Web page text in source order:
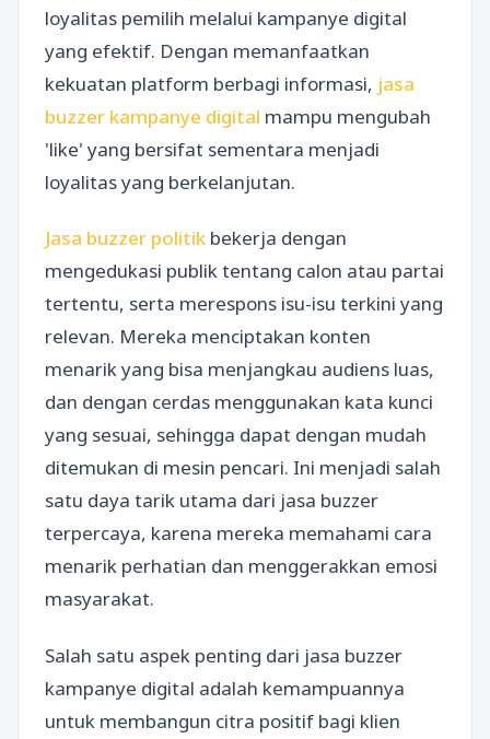
loyalitas pemilih melalui kampanye digital
yang efektif. Dengan memanfaatkan
kekuatan platform berbagi informasi, jasa
buzzer kampanye digital mampu mengubah
'like' yang bersifat sementara menjadi
loyalitas yang berkelanjutan.
Jasa buzzer politik bekerja dengan
mengedukasi publik tentang calon atau partai
tertentu, serta merespons isu-isu terkini yang
relevan. Mereka menciptakan konten
menarik yang bisa menjangkau audiens luas,
dan dengan cerdas menggunakan kata kunci
yang sesuai, sehingga dapat dengan mudah
ditemukan di mesin pencari. Ini menjadi salah
satu daya tarik utama dari jasa buzzer
terpercaya, karena mereka memahami cara
menarik perhatian dan menggerakkan emosi
masyarakat.
Salah satu aspek penting dari jasa buzzer
kampanye digital adalah kemampuannya
untuk membangun citra positif bagi klien